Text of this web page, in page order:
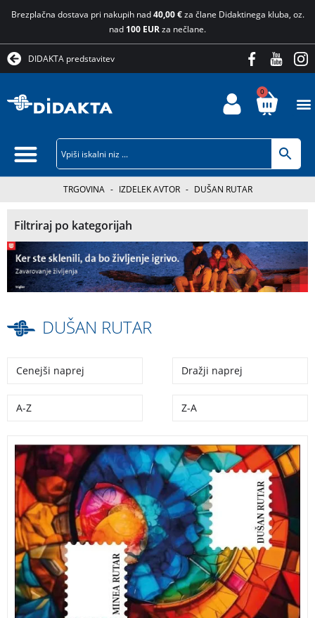
Brezplačna dostava pri nakupih nad40,00 €za člane Didaktinega kluba, oz.
nad 100 EURza nečlane.
DIDAKTA predstavitev
0
TRGOVINA - IZDELEK AVTOR - DUŠAN RUTAR
Filtriraj po kategorijah
DUŠAN RUTAR
Cenejši naprej Dražji naprej
A-Z Z-A
Knjiga (Ne) dovolj dobra– pogovori o trudu, uspehu
in drugih mitih o sreči ne ustvarja bližnjic in ne nosi
sladkobnih besed. Od bralcev zahteva pristnost in
prisotnost. Vabi nas, da v tišini in v stiku s seboj
prisluhnemo zvenu njenih strani. Ob potapljanju skozi
večplastnost samospraševanja, razmišljanja in
odzivanja znotraj dialoga dveh: hčere in očeta,
spoznavamo njune notranje svetove, globine
doživljanja, barvitost čutenja in odkrivamo razkrite
razpoke senc esence odnosov in življenja. (Julija Pelc)